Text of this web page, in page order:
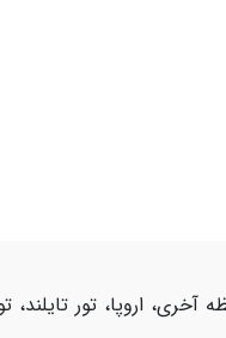
اروپا، تور تایلند،